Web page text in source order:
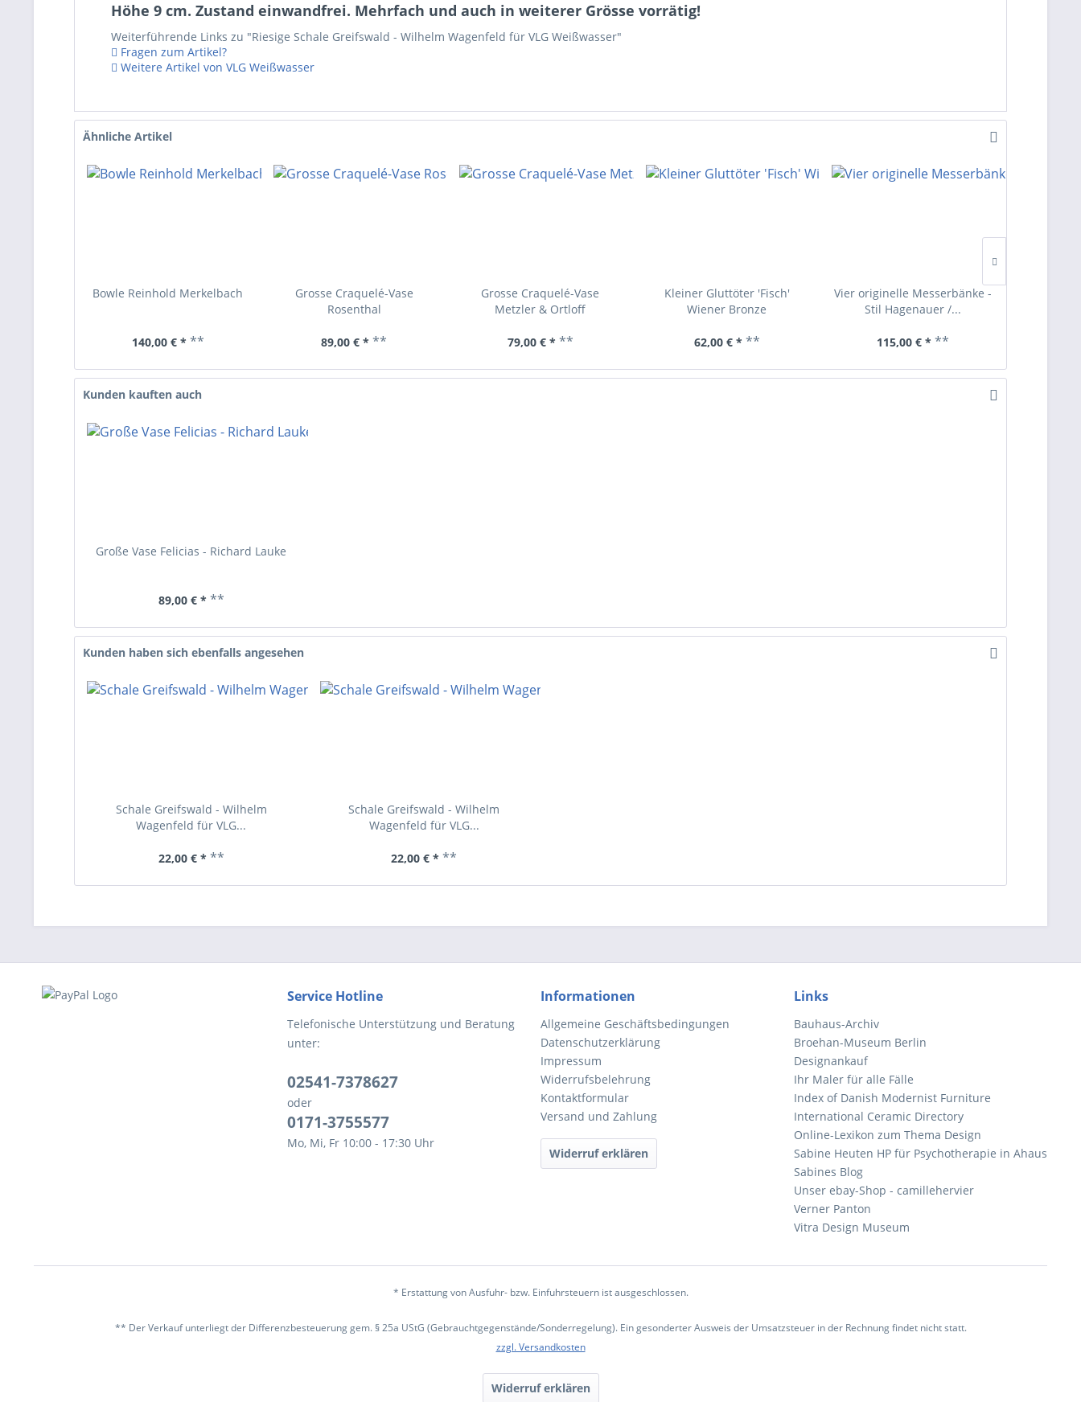
Höhe 9 cm. Zustand einwandfrei. Mehrfach und auch in weiterer Grösse vorrätig!
Weiterführende Links zu "Riesige Schale Greifswald - Wilhelm Wagenfeld für VLG Weißwasser"
Fragen zum Artikel?
Weitere Artikel von VLG Weißwasser
Ähnliche Artikel
Bowle Reinhold Merkelbach
140,00 € * **
Grosse Craquelé-Vase
Rosenthal
89,00 € * **
Grosse Craquelé-Vase
Metzler & Ortloff
79,00 € * **
Kleiner Gluttöter 'Fisch'
Wiener Bronze
62,00 € * **
Vier originelle Messerbänke -
Stil Hagenauer /...
115,00 € * **
Kunden kauften auch
Große Vase Felicias - Richard Lauke
89,00 € * **
Kunden haben sich ebenfalls angesehen
Schale Greifswald - Wilhelm
Wagenfeld für VLG...
22,00 € * **
Schale Greifswald - Wilhelm
Wagenfeld für VLG...
22,00 € * **
Service Hotline
Telefonische Unterstützung und Beratung
unter:
02541-7378627
oder
0171-3755577
Mo, Mi, Fr 10:00 - 17:30 Uhr
Informationen
Allgemeine Geschäftsbedingungen
Datenschutzerklärung
Impressum
Widerrufsbelehrung
Kontaktformular
Versand und Zahlung
Widerruf erklären
Links
Bauhaus-Archiv
Broehan-Museum Berlin
Designankauf
Ihr Maler für alle Fälle
Index of Danish Modernist Furniture
International Ceramic Directory
Online-Lexikon zum Thema Design
Sabine Heuten HP für Psychotherapie in Ahaus
Sabines Blog
Unser ebay-Shop - camillehervier
Verner Panton
Vitra Design Museum
* Erstattung von Ausfuhr- bzw. Einfuhrsteuern ist ausgeschlossen.
** Der Verkauf unterliegt der Differenzbesteuerung gem. § 25a UStG (Gebrauchtgegenstände/Sonderregelung). Ein gesonderter Ausweis der Umsatzsteuer in der Rechnung findet nicht statt.
zzgl. Versandkosten
Widerruf erklären